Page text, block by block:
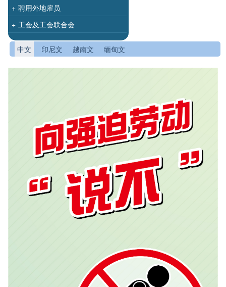
+ 聘用外地雇员
+ 工会及工会联合会
中文 印尼文 越南文 缅甸文